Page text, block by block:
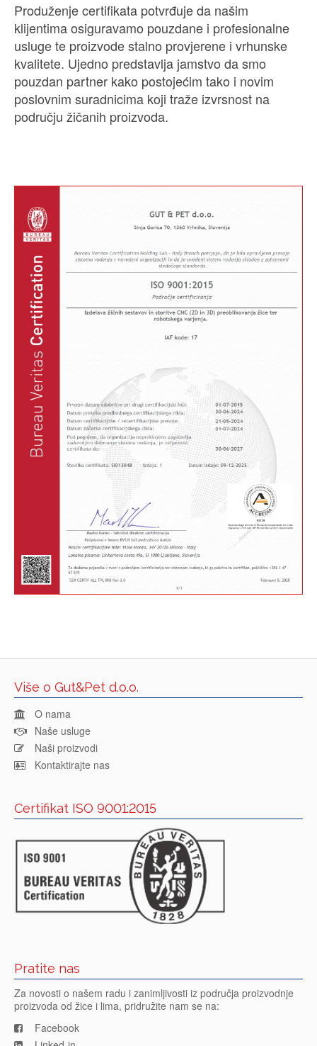
Produženje certifikata potvrđuje da našim
klijentima osiguravamo pouzdane i profesionalne
usluge te proizvode stalno provjerene i vrhunske
kvalitete. Ujedno predstavlja jamstvo da smo
pouzdan partner kako postojećim tako i novim
poslovnim suradnicima koji traže izvrsnost na
području žičanih proizvoda.
Više o Gut&Pet d.o.o.
O nama
Naše usluge
Naši proizvodi
Kontaktirajte nas
Certifikat ISO 9001:2015
Pratite nas
Za novosti o našem radu i zanimljivosti iz područja proizvodnje
proizvoda od žice i lima, pridružite nam se na:
Facebook